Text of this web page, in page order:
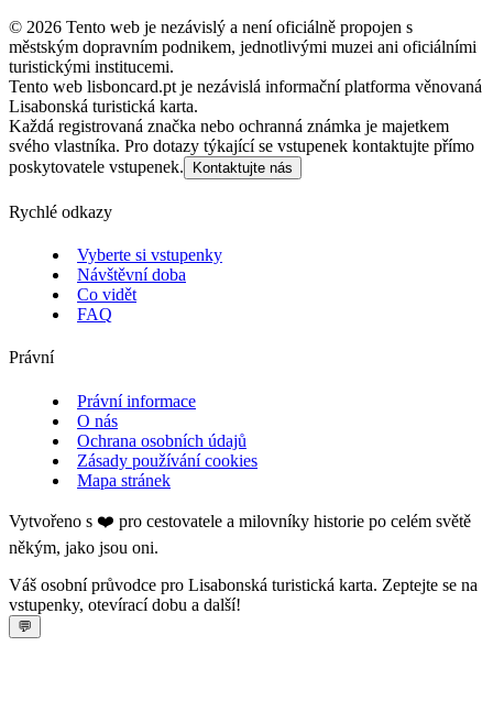
© 2026 Tento web je nezávislý a není oficiálně propojen s
městským dopravním podnikem, jednotlivými muzei ani oficiálními
turistickými institucemi.
Tento web lisboncard.pt je nezávislá informační platforma věnovaná
Lisabonská turistická karta.
Každá registrovaná značka nebo ochranná známka je majetkem
svého vlastníka. Pro dotazy týkající se vstupenek kontaktujte přímo
poskytovatele vstupenek.
Kontaktujte nás
Rychlé odkazy
Vyberte si vstupenky
Návštěvní doba
Co vidět
FAQ
Právní
Právní informace
O nás
Ochrana osobních údajů
Zásady používání cookies
Mapa stránek
Vytvořeno s ❤️ pro cestovatele a milovníky historie po celém světě
někým, jako jsou oni.
Váš osobní průvodce pro Lisabonská turistická karta. Zeptejte se na
vstupenky, otevírací dobu a další!
💬